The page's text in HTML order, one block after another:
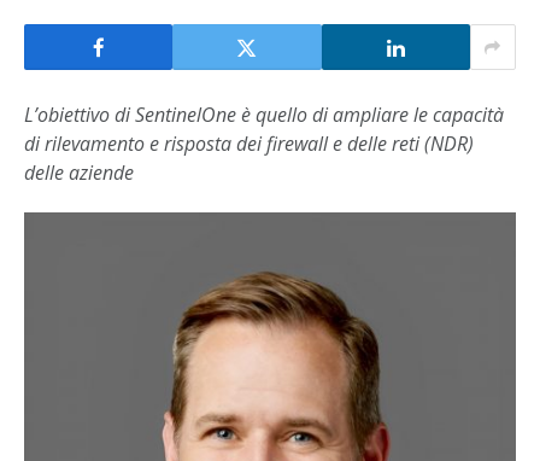
L’obiettivo di SentinelOne è quello di ampliare le capacità
di rilevamento e risposta dei firewall e delle reti (NDR)
delle aziende